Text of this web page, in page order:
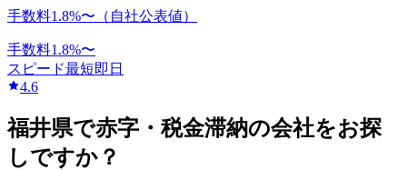
手数料1.8%〜（自社公表値）
手数料1.8%〜
スピード最短即日
4.6
福井県で赤字・税金滞納の会社をお探
しですか？